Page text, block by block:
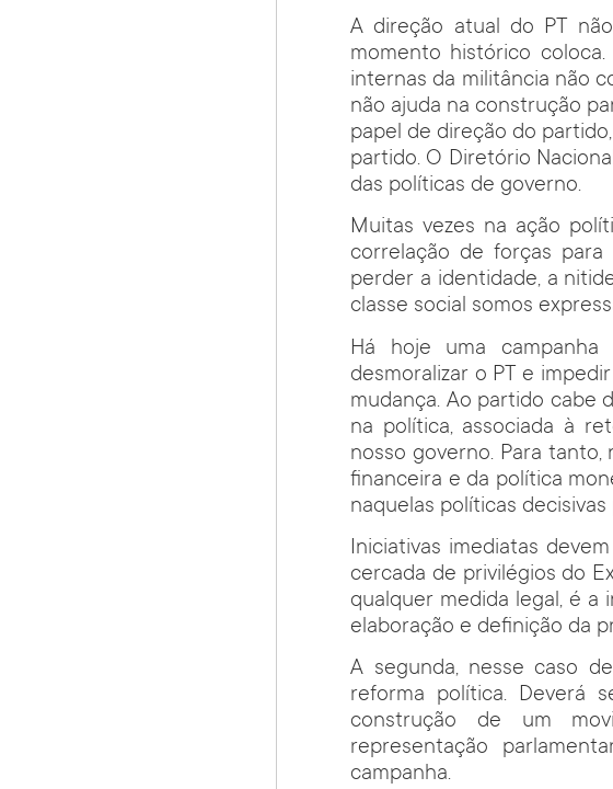
A direção atual do PT
momento histórico
internas da militância não
não ajuda na construção
papel de direção do
partido. O Diretório
das políticas de governo.
Muitas vezes na ação
correlação de forças para
perder a identidade, a
classe social somos
Há hoje uma campanha
desmoralizar o PT e
mudança. Ao partido cabe
na política, associada à
nosso governo. Para
financeira e da política
naquelas políticas
Iniciativas imediatas
cercada de privilégios do
qualquer medida legal, é a
elaboração e definição da
A segunda, nesse caso
reforma política. Deverá
construção de um
representação
campanha.